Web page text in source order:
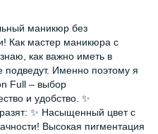
маникюр без
Как мастер маникюра с
как важно иметь в
подведут. Именно поэтому я
Full – выбор
и удобство. ✨
✨ Насыщенный цвет с
Высокая пигментация